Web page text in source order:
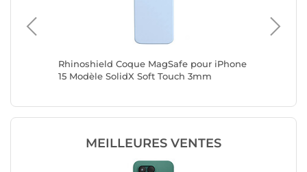
Rhinoshield Coque MagSafe pour iPhone
15 Modèle SolidX Soft Touch 3mm
MEILLEURES VENTES